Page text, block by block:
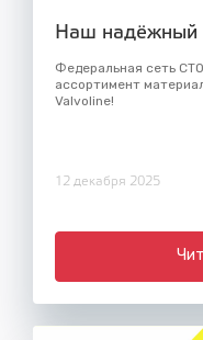
Наш надёжный
Федеральная сеть
ассортимент
Valvoline!
12 декабря 2025